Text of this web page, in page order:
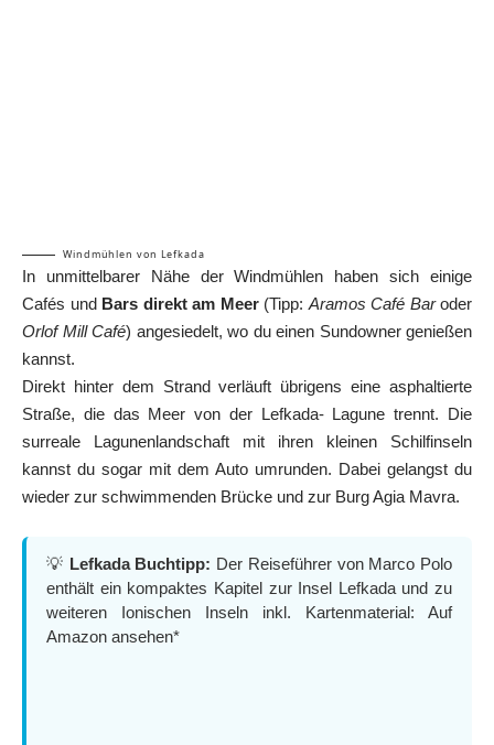
Windmühlen von Lefkada
In unmittelbarer Nähe der Windmühlen haben sich einige
Cafés und Bars direkt am Meer(Tipp: Aramos Café Baroder
Orlof Mill Café) angesiedelt, wo du einen Sundowner genießen
kannst.
Direkt hinter dem Strand verläuft übrigens eine asphaltierte
Straße, die das Meer von der Lefkada- Lagune trennt. Die
surreale Lagunenlandschaft mit ihren kleinen Schilfinseln
kannst du sogar mit dem Auto umrunden. Dabei gelangst du
wieder zur schwimmenden Brücke und zur Burg Agia Mavra.
💡 Lefkada Buchtipp: Der Reiseführer von Marco Polo
enthält ein kompaktes Kapitel zur Insel Lefkada und zu
weiteren Ionischen Inseln inkl. Kartenmaterial: Auf
Amazon ansehen*